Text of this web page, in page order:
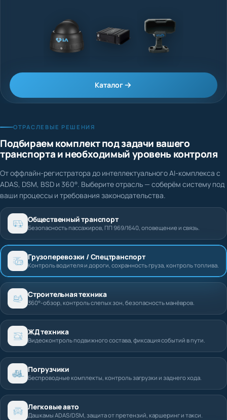
Каталог
ОТРАСЛЕВЫЕ РЕШЕНИЯ
Подбираем комплект под задачи вашего
транспорта и необходимый уровень контроля
От оффлайн-регистратора до интеллектуального AI-комплекса с
ADAS, DSM, BSD и 360°. Выберите отрасль — соберём систему под
ваши процессы и требования законодательства.
Общественный транспорт
Безопасность пассажиров, ПП 969/1640, оповещение и связь.
Грузоперевозки / Спецтранспорт
Контроль водителя и дороги, сохранность груза, контроль топлива.
Строительная техника
360°-обзор, контроль слепых зон, безопасность манёвров.
ЖД техника
Видеоконтроль подвижного состава, фиксация событий в пути.
Погрузчики
Беспроводные комплекты, контроль загрузки и заднего хода.
Легковые авто
Дашкамы ADAS/DSM, защита от претензий, каршеринг и такси.